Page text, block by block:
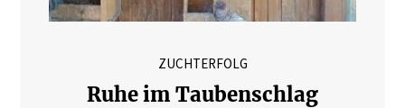
ZUCHTERFOLG
Ruhe im Taubenschlag